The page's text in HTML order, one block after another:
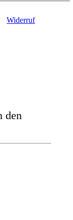
Widerruf
den